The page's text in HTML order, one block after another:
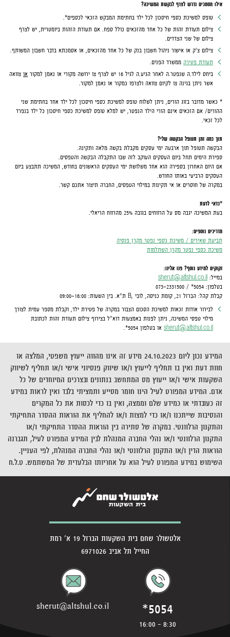
אילו מסמכים נדרש לצרף לבקשת המשיכה?
טופס למשיכת כספי חיסכון לכל ילד בחתימת המבקש הזכאי לכספים*.
צילום תעודת זהות של כל אחד מהזכאים כולל ספח. אם תעודת הזהות ביומטרית, יש לצרף
צילום של שני הצדדים.
צילום צ'ק או אישור ניהול חשבון בנק של כל אחד מהזכאים, או אסמכתא בדבר חשבון המשותף.
תעודת פטירה ממשרד הפנים.
ביחס לילד.ה שנפטר.ה לאחר הגיע.ה לגיל 16 יש לצרף צו ירושה מקורי או נאמן למקור
או צוואה
אשר ניתן בגינה צו לקיום צוואה ולצרפו כמקור או נאמן למקור.
* כאשר מדובר בזוג הורים, ניתן לשלוח טופס למשיכת כספי חיסכון לכל ילד אחד בחתימת שני
ההורים/ אם הזכאים אינם הורי הילד הנפטר, יש למלא טופס למשיכת כספי חיסכון כל ילד בנפרד
לכל זכאי.
תוך כמה זמן תטופל הבקשה שלי?
הבקשה תטופל תוך ארבעה ימי עסקים מקבלת בקשה מלאה ותקינה.
ספירת הימים תחל ביום העסקים העוקב לזה שבו התקבלה הבקשה והטפסים.
אם היום האחרון בספירה הוא אחד משלושת ימי העסקים הראשונים בחודש, המשיכה תתבצע ביום
העסקים הרביעי באותו החודש.
במקרה של חוסרים או אי תקינות במילוי הטפסים, החברה תיצור אתכם קשר.
*כדאי לדעת
בעת המשיכה יגבה מס על הרווחים בגובה 25% מהרווח הריאלי.
מדריכים נוספים:
תביעת שאירים / משיכת כספי נפטר מקרן פנסיה
משיכת כספי נפטר מקרן השתלמות
זקוקים למידע נוסף? פנו אלינו:
במייל: sherut@altshul.co.il
בטלפון: 5054* / 073-2331500
קבלת קהל: הברזל 21, קומת כניסה, לובי ,B ת"א. בין השעות: 09:00-16:00
לבירור אודות זכאות למשיכת הסכום הצבור במקרה של פטירת ילד, וקבלת מספר עמית לצורך
מילוי טפסי המשיכה, ניתן לפנות באמצעות דוא"ל בצירוף צילום תעודת זהות לכתובת
sherut@altshul.co.il או בטלפון 5054*.
המידע נכון ליום 24.10.2023 מידע זה אינו מהווה ייעוץ משפטי, המלצה או
חוות דעת ואין בו תחליף לייעוץ ו/או שיווק פנסיוני אישי ו/או תחליף לשיווק
השקעות אישי ו/או ייעוץ מס המתחשב בנתונים ובצרכים המיוחדים של כל
אדם. המידע המפורט לעיל הינו חומר מסייע ותמציתי בלבד ואין לראות במידע
זה כעובדתי או כמידע שלם וממצה, ואין בו כדי לכסות את כל המקרים
והנסיבות שייתכנו ו/או כדי למצות ו/או להחליף את הוראות ההסדר התחיקתי
והתקנון הרלוונטי. במקרה של סתירה בין הוראות ההסדר התחיקתי ו/או
התקנון הרלוונטי ו/או נהלי החברה המנהלת לבין המידע המפורט לעיל, תגברנה
הוראות הדין ו/או התקנון הרלוונטי ו/או נהלי החברה המנהלת, לפי העניין.
השימוש במידע המפורט לעיל הוא על אחריותו הבלעדית של המשתמש. ט.ל.ח
אלטשולר שחם בית השקעות הברזל 19 א' רמת
החייל תל אביב 6971026
*5054
8:30 - 16:00
sherut@altshul.co.il